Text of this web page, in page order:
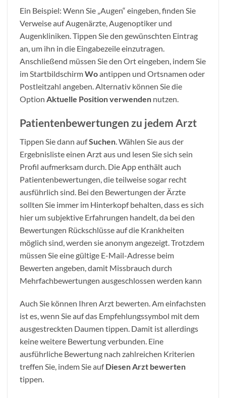
Ein Beispiel: Wenn Sie „Augen“ eingeben, finden Sie
Verweise auf Augenärzte, Augenoptiker und
Augenkliniken. Tippen Sie den gewünschten Eintrag
an, um ihn in die Eingabezeile einzutragen.
Anschließend müssen Sie den Ort eingeben, indem Sie
im StartbildschirmWoantippen und Ortsnamen oder
Postleitzahl angeben. Alternativ können Sie die
Option Aktuelle Position verwenden nutzen.
Patientenbewertungen zu jedem Arzt
Tippen Sie dann aufSuchen . Wählen Sie aus der
Ergebnisliste einen Arzt aus und lesen Sie sich sein
Profil aufmerksam durch. Die App enthält auch
Patientenbewertungen, die teilweise sogar recht
ausführlich sind. Bei den Bewertungen der Ärzte
sollten Sie immer im Hinterkopf behalten, dass es sich
hier um subjektive Erfahrungen handelt, da bei den
Bewertungen Rückschlüsse auf die Krankheiten
möglich sind, werden sie anonym angezeigt. Trotzdem
müssen Sie eine gültige E-Mail-Adresse beim
Bewerten angeben, damit Missbrauch durch
Mehrfachbewertungen ausgeschlossen werden kann
Auch Sie können Ihren Arzt bewerten. Am einfachsten
ist es, wenn Sie auf das Empfehlungssymbol mit dem
ausgestreckten Daumen tippen. Damit ist allerdings
keine weitere Bewertung verbunden. Eine
ausführliche Bewertung nach zahlreichen Kriterien
treffen Sie, indem Sie aufDiesen Arzt bewerten
tippen.